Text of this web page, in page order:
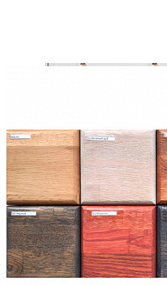
Комод Тельма ГМ 6563
70 522 ₽
78 358 ₽
В корзину
-10%
Столовая
Буфеты и бары
Комоды для кухни